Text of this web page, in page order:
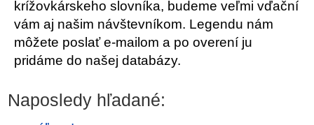
krížovkárskeho slovníka, budeme veľmi vďační
vám aj našim návštevníkom. Legendu nám
môžete poslať e-mailom a po overení ju
pridáme do našej databázy.
Naposledy hľadané: